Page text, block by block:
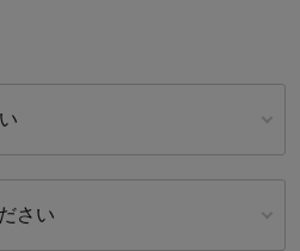
さい